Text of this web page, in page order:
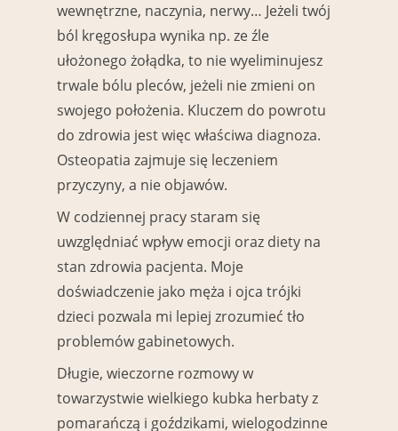
wewnętrzne, naczynia, nerwy… Jeżeli twój
ból kręgosłupa wynika np. ze źle
ułożonego żołądka, to nie wyeliminujesz
trwale bólu pleców, jeżeli nie zmieni on
swojego położenia. Kluczem do powrotu
do zdrowia jest więc właściwa diagnoza.
Osteopatia zajmuje się leczeniem
przyczyny, a nie objawów.
W codziennej pracy staram się
uwzględniać wpływ emocji oraz diety na
stan zdrowia pacjenta. Moje
doświadczenie jako męża i ojca trójki
dzieci pozwala mi lepiej zrozumieć tło
problemów gabinetowych.
Długie, wieczorne rozmowy w
towarzystwie wielkiego kubka herbaty z
pomarańczą i goździkami, wielogodzinne